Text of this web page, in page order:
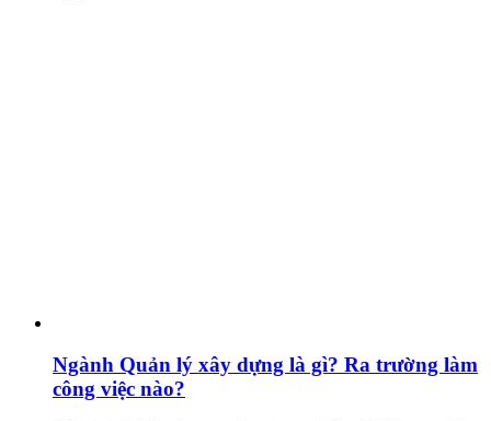
Ngành Quản lý xây dựng là gì? Ra trường làm
công việc nào?